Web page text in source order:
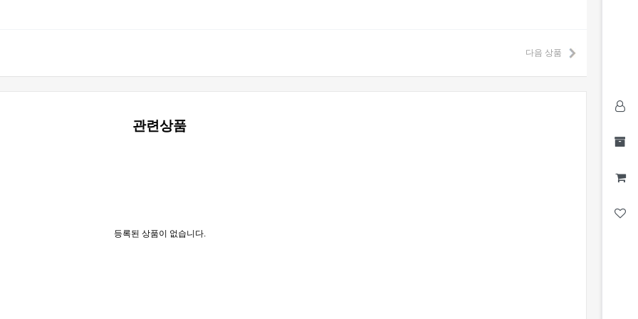
다음 상품
관련상품
등록된 상품이 없습니다.